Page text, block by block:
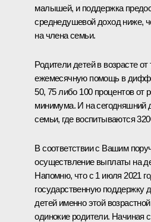
малышей, и поддержка
среднедушевой доход ниже,
на члена семьи.
Родители детей в возрасте
ежемесячную помощь в
50, 75 либо 100 процентов от
минимума. И на сегодняшний
семьи, где воспитываются
В соответствии с Вашим
осуществление выплаты на
Напомню, что с 1 июля 2021
государственную поддержку
детей именно этой
одинокие родители. Начиная